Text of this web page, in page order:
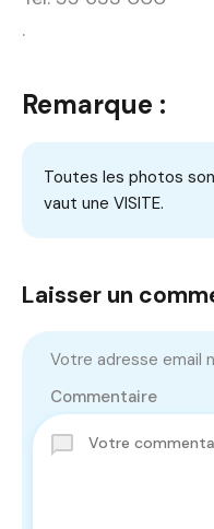
.
Remarque :
Toutes les photos
vaut une VISITE.
Laisser un
Votre adresse email
Commentaire